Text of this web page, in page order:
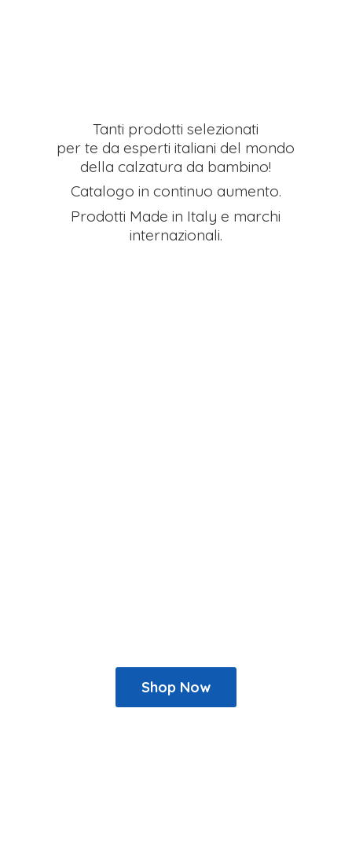
Tanti prodotti selezionati
per te da esperti italiani del mondo
della calzatura da bambino!
Catalogo in continuo aumento.
Prodotti Made in Italy e marchi
internazionali.
Shop Now